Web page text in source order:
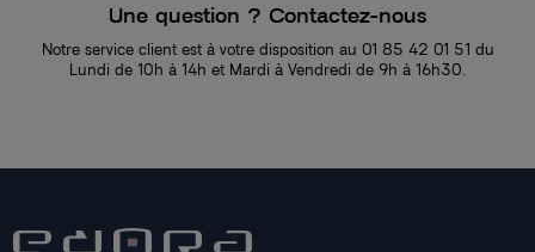
Une question ? Contactez-nous
Notre service client est à votre disposition au 01 85 42 01 51 du
Lundi de 10h à 14h et Mardi à Vendredi de 9h à 16h30.